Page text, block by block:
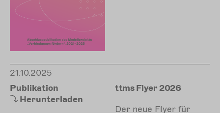
21.10.2025
Publikation
Herunterladen
ttms Flyer 2026
Der neue Flyer für